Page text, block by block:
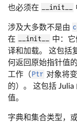
也必须在 __init__
涉及大多数不是由
在 __init__ 中：
译和加载。 这包括
何返回原始指针值
工作（ Ptr 对象将
的）。 这包括 Julia
值。
字典和集合类型，